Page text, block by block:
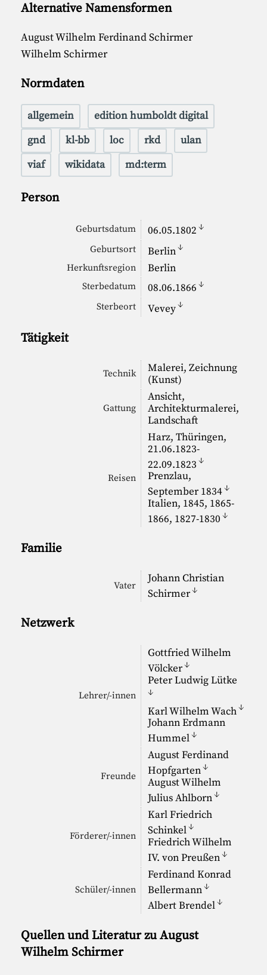
Alternative Namensformen
August Wilhelm Ferdinand Schirmer
Wilhelm Schirmer
Normdaten
allgemein
edition humboldt digital
gnd
kl-bb loc rkd
ulan
viaf
wikidata md:term
Person
Geburtsdatum 06.05.1802 ↓
Geburtsort Berlin↓
Herkunftsregion Berlin
Sterbedatum 08.06.1866 ↓
Sterbeort Vevey↓
Tätigkeit
Technik
Malerei, Zeichnung
(Kunst)
Gattung
Ansicht,
Architekturmalerei,
Landschaft
Reisen
Harz, Thüringen,
21.06.1823-
22.09.1823 ↓
Prenzlau,
September 1834↓
Italien, 1845, 1865-
1866, 1827-1830 ↓
Familie
Vater
Johann Christian
Schirmer↓
Netzwerk
Lehrer/-innen
Gottfried Wilhelm
Völcker↓
Peter Ludwig Lütke
↓
Karl Wilhelm Wach↓
Johann Erdmann
Hummel↓
Freunde
August Ferdinand
Hopfgarten↓
August Wilhelm
Julius Ahlborn↓
Förderer/-innen
Karl Friedrich
Schinkel↓
Friedrich Wilhelm
IV. von Preußen↓
Schüler/-innen
Ferdinand Konrad
Bellermann↓
Albert Brendel↓
Quellen und Literatur zu August
Wilhelm Schirmer